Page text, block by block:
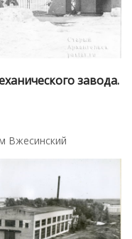
завода.
Вжесинский